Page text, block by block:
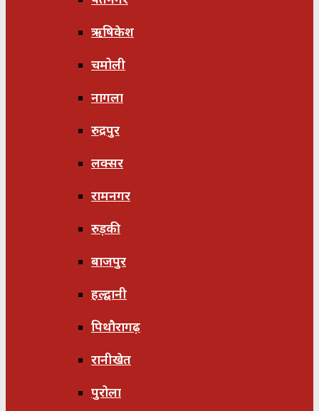
ऋषिकेश
चमोली
नागला
रुद्रपुर
लक्सर
रामनगर
रुड़की
बाजपुर
हल्द्वानी
पिथौरागढ़
रानीखेत
पुरोला